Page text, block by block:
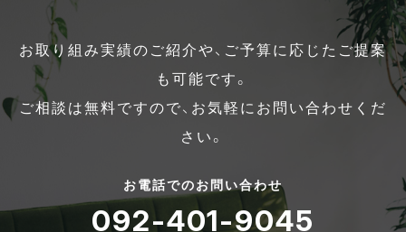
お取り組み実績のご紹介や、ご予算に応じたご提案
も可能です。
ご相談は無料ですので、お気軽にお問い合わせくだ
さい。
お電話でのお問い合わせ
092-401-9045